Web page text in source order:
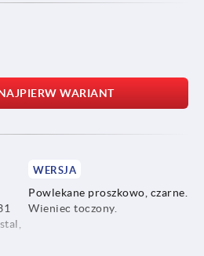
WARIANT
WERSJA
Powlekane proszkowo, czarne.
Wieniec toczony.